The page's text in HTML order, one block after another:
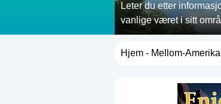
Leter du etter
vanlige været i sitt
Hjem- Mellom-Amerika